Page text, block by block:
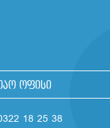
ოფისი
18 25 38